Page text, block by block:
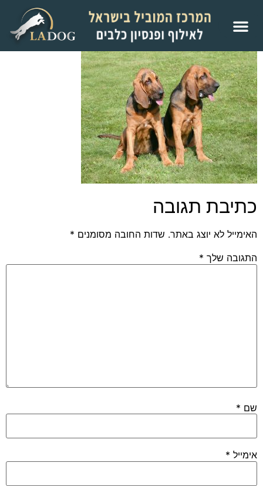
כתיבת תגובה
האימייל לא יוצג באתר. שדות החובה מסומנים *
התגובה שלך *
שם *
אימייל *